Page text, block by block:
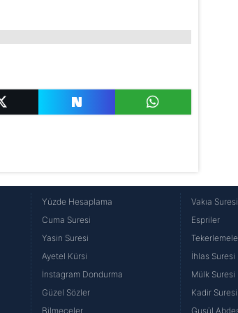
Yüzde Hesaplama
Cuma Suresi
Yasin Suresi
Ayetel Kürsi
İnstagram Dondurma
Güzel Sözler
Bilmeceler
Vakıa Suresi
Espriler
İhlas Suresi
Mülk Suresi
Kadir Suresi
Gusül